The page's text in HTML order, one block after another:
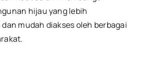
hijau yang lebih
mudah diakses oleh berbagai